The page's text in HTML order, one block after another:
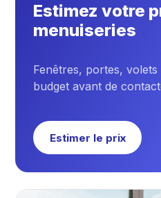
Estimez votre
menuiseries
Fenêtres, portes,
budget avant de
Estimer le prix